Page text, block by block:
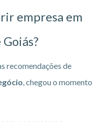
empresa em
recomendações de
, chegou o momento